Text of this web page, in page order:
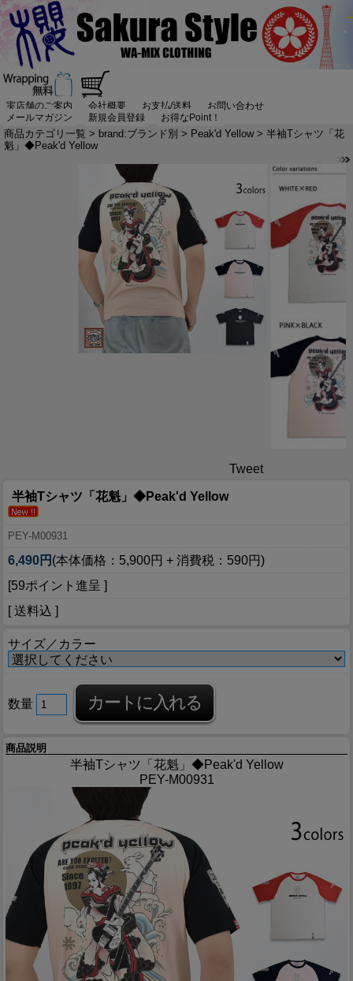
実店舗のご案内 会社概要 お支払/送料
お問い合わせ
メールマガジン
新規会員登録 お得なPoint！
商品カテゴリ一覧 > brand:ブランド別 > Peak'd Yellow> 半袖Tシャツ「花
魁」◆Peak'd Yellow
Tweet
半袖Tシャツ「花魁」◆Peak'd Yellow
PEY-M00931
6,490円 (本体価格：5,900円 + 消費税：590円)
[59ポイント進呈 ]
[ 送料込 ]
サイズ／カラー
数量
商品説明
半袖Tシャツ「花魁」◆Peak'd Yellow
PEY-M00931